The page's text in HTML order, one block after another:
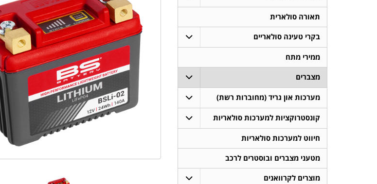
תאורה סולארית
בקרי טעינה סולאריים
ממירי מתח
מצברים
מערכות און גריד (מחוברות רשת)
קונסטרוקציות למערכות סולאריות
חיווט למערכות סולאריות
מטעני מצברים ובוסטרים לרכב
מוצרים לקרוואנים